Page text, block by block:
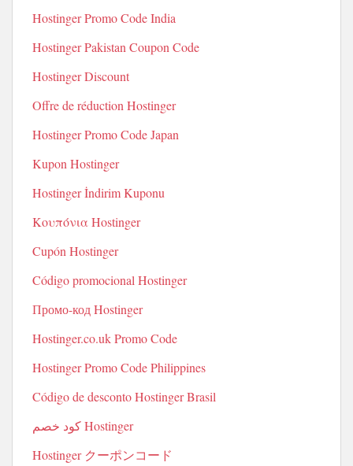
Hostinger Promo Code India
Hostinger Pakistan Coupon Code
Hostinger Discount
Offre de réduction Hostinger
Hostinger Promo Code Japan
Kupon Hostinger
Hostinger İndirim Kuponu
Κουπόνια Hostinger
Cupón Hostinger
Código promocional Hostinger
Промо-код Hostinger
Hostinger.co.uk Promo Code
Hostinger Promo Code Philippines
Código de desconto Hostinger Brasil
كود خصم Hostinger
Hostinger クーポンコード